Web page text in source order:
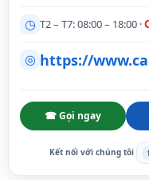
◷ T2 – T7: 08:00 – 18:00 ·
◎ https://
☎ Gọi ngay
Kết nối với chúng tôi